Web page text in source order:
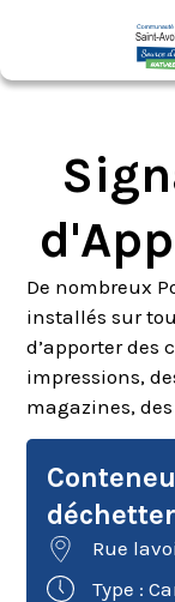
De nombreux
installés sur
d’apporter des
impressions,
magazines,
Rue
Type :